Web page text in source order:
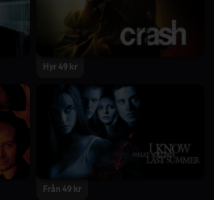
Hyr 49 kr
Från 49 kr